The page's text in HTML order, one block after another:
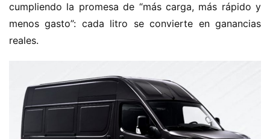
cumpliendo la promesa de “más carga, más rápido y
menos gasto”: cada litro se convierte en ganancias
reales.